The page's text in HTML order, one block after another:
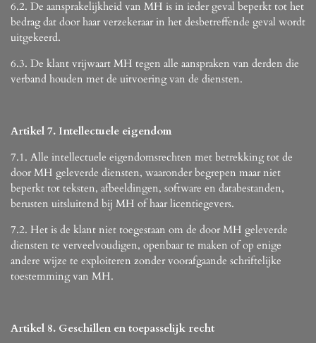
6.2. De aansprakelijkheid van MH is in ieder geval beperkt tot het
bedrag dat door haar verzekeraar in het desbetreffende geval wordt
uitgekeerd.
6.3. De klant vrijwaart MH tegen alle aanspraken van derden die
verband houden met de uitvoering van de diensten.
Artikel 7. Intellectuele eigendom
7.1. Alle intellectuele eigendomsrechten met betrekking tot de
door MH geleverde diensten, waaronder begrepen maar niet
beperkt tot teksten, afbeeldingen, software en databestanden,
berusten uitsluitend bij MH of haar licentiegevers.
7.2. Het is de klant niet toegestaan om de door MH geleverde
diensten te verveelvoudigen, openbaar te maken of op enige
andere wijze te exploiteren zonder voorafgaande schriftelijke
toestemming van MH.
Artikel 8. Geschillen en toepasselijk recht